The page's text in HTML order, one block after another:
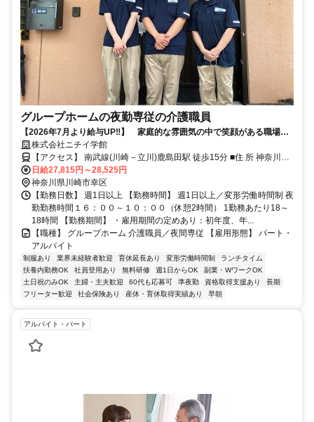
グループホームの夜勤専従の介護職員
【2026年7月より給与UP‼】 家庭的な雰囲気の中で笑顔がある職場で
す。有資格者 １勤務 ２８，０００円前後
株式会社ニチイ学館
【アクセス】 南武線(川崎－立川)鹿島田駅 徒歩15分 ■住 所 神奈川県
川崎市幸区 小倉5-30-46 ■アクセス 南武線(川崎－立川)鹿島田駅 徒歩
15分
日給27,815円～28,525円
神奈川県川崎市幸区
【勤務日数】 週1日以上 【勤務時間】 週1日以上／変形労働時間制 夜
勤勤務時間１６：００～１０：００（休憩2時間） 1勤務あたり18～
18時間 【勤務期間】 ・雇用期間の定めあり：初年度、年...
【職種】 グループホーム 介護職員／夜間専従 【雇用形態】 パート・
アルバイト
制服あり 業界未経験者歓迎 育休延長あり 変形労働時間制
ランチタイム
扶養内勤務OK
社員登用あり 無料研修 週1日からOK
副業・WワークOK
土日祝のみOK
主婦・主夫歓迎 60代も応募可 準夜勤 資格取得支援あり
長期
フリーター歓迎
社会保険あり 産休・育休取得実績あり 早朝
アルバイト・パート